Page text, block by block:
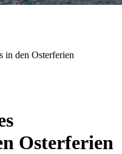
in den Osterferien
Osterferien